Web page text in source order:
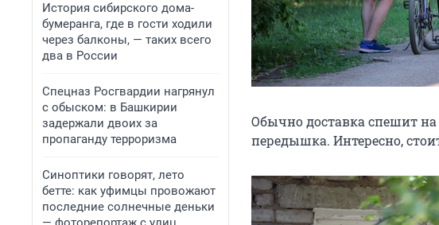
История сибирского дома-
бумеранга, где в гости ходили
через балконы, — таких всего
два в России
Спецназ Росгвардии нагрянул
с обыском: в Башкирии
задержали двоих за
пропаганду терроризма
Синоптики говорят, лето
бетте: как уфимцы провожают
последние солнечные деньки
Обычно доставка спешит
передышка. Интересно,